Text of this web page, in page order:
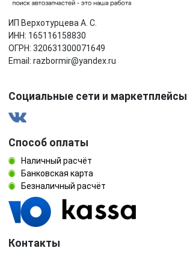
ИП Верхотурцева А. С.
ИНН: 165116158830
ОГРН: 320631300071649
Email: razbormir@yandex.ru
Социальные сети и маркетплейсы
Способ оплаты
Наличный расчёт
Банковская карта
Безналичный расчёт
Контакты